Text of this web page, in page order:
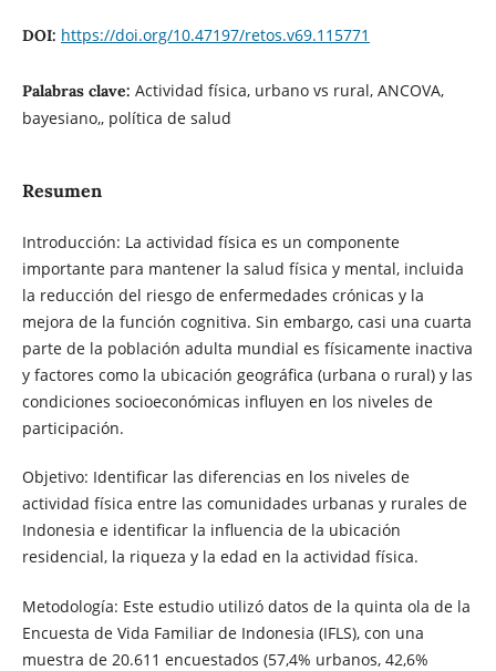
DOI: https://doi.org/10.47197/retos.v69.115771
Palabras clave: Actividad física, urbano vs rural, ANCOVA,
bayesiano,, política de salud
Resumen
Introducción: La actividad física es un componente
importante para mantener la salud física y mental, incluida
la reducción del riesgo de enfermedades crónicas y la
mejora de la función cognitiva. Sin embargo, casi una cuarta
parte de la población adulta mundial es físicamente inactiva
y factores como la ubicación geográfica (urbana o rural) y las
condiciones socioeconómicas influyen en los niveles de
participación.
Objetivo: Identificar las diferencias en los niveles de
actividad física entre las comunidades urbanas y rurales de
Indonesia e identificar la influencia de la ubicación
residencial, la riqueza y la edad en la actividad física.
Metodología: Este estudio utilizó datos de la quinta ola de la
Encuesta de Vida Familiar de Indonesia (IFLS), con una
muestra de 20.611 encuestados (57,4% urbanos, 42,6%